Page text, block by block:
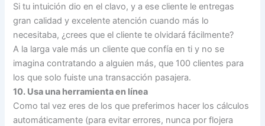
Si tu intuición dio en el clavo, y a ese cliente le entregas
gran calidad y excelente atención cuando más lo
necesitaba, ¿crees que el cliente te olvidará fácilmente?
A la larga vale más un cliente que confía en ti y no se
imagina contratando a alguien más, que 100 clientes para
los que solo fuiste una transacción pasajera.
10. Usa una herramienta en línea
Como tal vez eres de los que preferimos hacer los cálculos
automáticamente (para evitar errores, nunca por flojera